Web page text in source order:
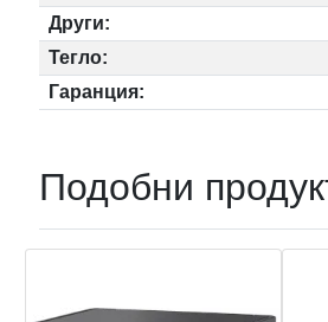
Други:
Тегло:
Гаранция:
Подобни